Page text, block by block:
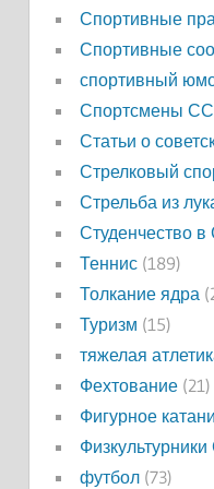
Спортивные
Спортивные
спортивный
Спортсмены
Статьи о
Стрелковый
Стрельба из
Студенчество
Теннис(189)
Толкание ядра
Туризм (15)
тяжелая
Фехтование(21)
Фигурное
футбол(73)